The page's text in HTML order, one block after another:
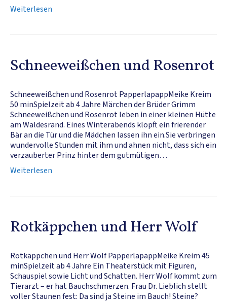
Weiterlesen
Schneeweißchen und Rosenrot
Schneeweißchen und Rosenrot PapperlapappMeike Kreim
50 minSpielzeit ab 4 Jahre Märchen der Brüder Grimm
Schneeweißchen und Rosenrot leben in einer kleinen Hütte
am Waldesrand. Eines Winterabends klopft ein frierender
Bär an die Tür und die Mädchen lassen ihn ein.Sie verbringen
wundervolle Stunden mit ihm und ahnen nicht, dass sich ein
verzauberter Prinz hinter dem gutmütigen…
Weiterlesen
Rotkäppchen und Herr Wolf
Rotkäppchen und Herr Wolf PapperlapappMeike Kreim 45
minSpielzeit ab 4 Jahre Ein Theaterstück mit Figuren,
Schauspiel sowie Licht und Schatten. Herr Wolf kommt zum
Tierarzt – er hat Bauchschmerzen. Frau Dr. Lieblich stellt
voller Staunen fest: Da sind ja Steine im Bauch! Steine?